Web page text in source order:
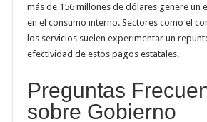
más de 156 millones de dólares genere un
en el consumo interno. Sectores como el
los servicios suelen experimentar un
efectividad de estos pagos estatales.
Preguntas
sobre Gobierno